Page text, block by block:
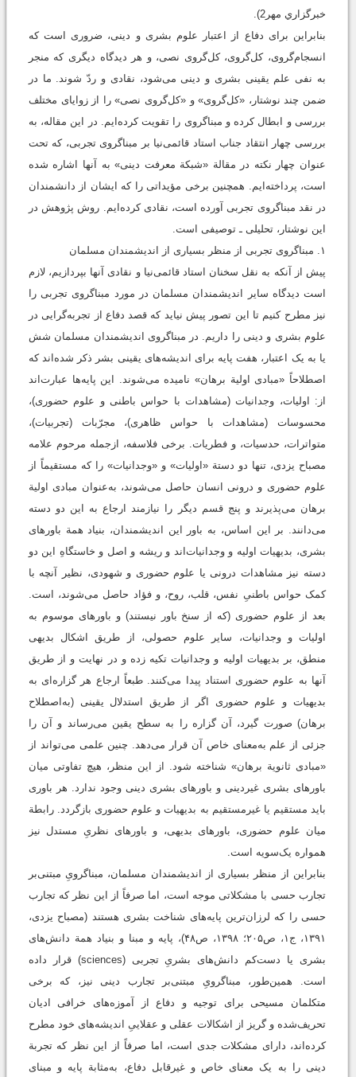
خبرگزاري مهر2).
بنابراین برای دفاع از اعتبار علوم بشری و دینی، ضروری است که
انسجام‌گروی، کل‌گروی، کل‌گروی نصی، و هر دیدگاه دیگری که منجر
به نفی علم یقینی بشری و دینی می‌شود، نقادی و ردّ شوند. ما در
ضمن چند نوشتار، «کل‌گروی» و «کل‌گروی نصی» را از زوایای مختلف
بررسی و ابطال کرده و مبناگروی را تقویت کرده‌ایم. در این مقاله، به
بررسی چهار انتقاد جناب استاد قائمی‌نیا بر مبناگروی تجربی، که تحت
عنوان چهار نکته در مقالة‌ «شبکة معرفت دینی»‌ به آنها اشاره شده
است، پرداخته‌ایم. همچنین برخی مؤیداتی را که ایشان از دانشمندان
در نقد مبناگروی تجربی آورده است، نقادی کرده‌ایم. روش پژوهش در
این نوشتار، تحلیلی ـ توصیفی است.
۱. مبناگروی تجربی از منظر بسیاری از اندیشمندان مسلمان
پیش از آنکه به نقل سخنان استاد قائمی‌نیا و نقادی آنها بپردازیم، لازم
است دیدگاه سایر اندیشمندان مسلمان در مورد مبناگروی تجربی را
نیز مطرح کنیم تا این تصور پیش نیاید که قصد دفاع از تجربه‌گرایی در
علوم بشری و دینی را داریم. در مبناگروی اندیشمندان مسلمان شش
یا به یک اعتبار، هفت پایه برای اندیشه‌های یقینی بشر ذکر شده‌اند که
اصطلاحاً «مبادی اولیة برهان» نامیده می‌شوند. این پایه‌ها عبارت‌اند
از: اولیات، وجدانیات (مشاهدات با حواس باطنی و علوم حضوری)،
محسوسات (مشاهدات با حواس ظاهری)، مجرّبات (تجربیات)،
متواترات، حدسیات، و فطریات. برخی فلاسفه، ازجمله مرحوم علامه
مصباح یزدی، تنها دو دستة «اولیات» و «وجدانیات» را که مستقیماً از
علوم حضوری و درونی انسان حاصل می‌شوند، به‌عنوان مبادی اولیة
برهان می‌پذیرند و پنج قسم دیگر را نیازمند ارجاع به این دو دسته
می‌دانند. بر این اساس، به باور این اندیشمندان، بنیاد همة باورهای
بشری، بدیهیات اولیه و وجدانیات‌اند و ریشه و اصل و خاستگاهِ این دو
دسته نیز مشاهدات درونی یا علوم حضوری و شهودی، نظیر آنچه با
کمک حواس باطنیِ نفس، قلب، روح، و فؤاد حاصل می‌شوند، است.
بعد از علوم حضوری (که از سنخ باور نیستند) و باورهای موسوم به
اولیات و وجدانیات، سایر علوم حصولی، از طریق اشکال بدیهی
منطق، بر بدیهیات اولیه و وجدانیات تکیه زده و در نهایت و از طریق
آنها به علوم حضوری استناد پیدا می‌کنند. طبعاً ارجاع هر گزاره‌ای به
بدیهیات و علوم حضوری اگر از طریق استدلال یقینی (به‌اصطلاح
برهان) صورت گیرد، آن گزاره را به سطح یقین می‌رساند و آن را
جزئی از علم به‌معنای خاص آن قرار می‌دهد. چنین علمی می‌تواند از
«مبادی ثانویة برهان» شناخته شود. از این منظر، هیچ تفاوتی میان
باورهای بشری غیردینی و باورهای بشری دینی وجود ندارد. هر باوری
باید مستقیم یا غیرمستقیم به بدیهیات و علوم حضوری بازگردد. رابطة
میان علوم حضوری، باورهای بدیهی، و باورهای نظریِ مستدل نیز
همواره یک‌سویه است.
بنابراین از منظر بسیاری از اندیشمندان مسلمان، مبناگرویِ مبتنی‌بر
تجارب حسی با مشکلاتی موجه است، اما صرفاً از این ‌نظر که تجارب
حسی را که لرزان‌ترین پایه‌های شناخت بشری هستند (مصباح یزدی،
۱۳۹۱، ج۱، ص۲۰۵؛ ۱۳۹۸، ص۴۸)، پایه و مبنا و بنیاد همة دانش‌های
بشری یا دست‌کم دانش‌های بشریِ تجربی (sciences) قرار داده
است. همین‌طور، مبناگرویِ مبتنی‌بر تجارب دینی نیز، که برخی
متکلمان مسیحی برای توجیه و دفاع از آموزه‌های خرافی ادیان
تحریف‌شده و گریز از اشکالات عقلی و عقلاییِ اندیشه‌های خود مطرح
کرده‌اند، دارای مشکلات جدی است، اما صرفاً از این ‌نظر که تجربة
دینی را به یک معنای خاص و غیرقابل دفاع، به‌مثابة پایه و مبنای